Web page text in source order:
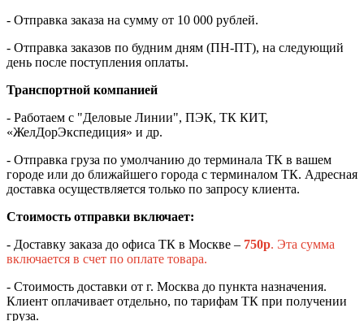
- Отправка заказа на сумму от 10 000 рублей.
- Отправка заказов по будним дням (ПН-ПТ), на следующий
день после поступления оплаты.
Транспортной компанией
- Работаем с "Деловые Линии", ПЭК, ТК КИТ,
«ЖелДорЭкспедиция» и др.
- Отправка груза по умолчанию до терминала ТК в вашем
городе или до ближайшего города с терминалом ТК. Адресная
доставка осуществляется только по запросу клиента.
Стоимость отправки включает:
- Доставку заказа до офиса ТК в Москве – 750р. Эта сумма
включается в счет по оплате товара.
- Стоимость доставки от г. Москва до пункта назначения.
Клиент оплачивает отдельно, по тарифам ТК при получении
груза.